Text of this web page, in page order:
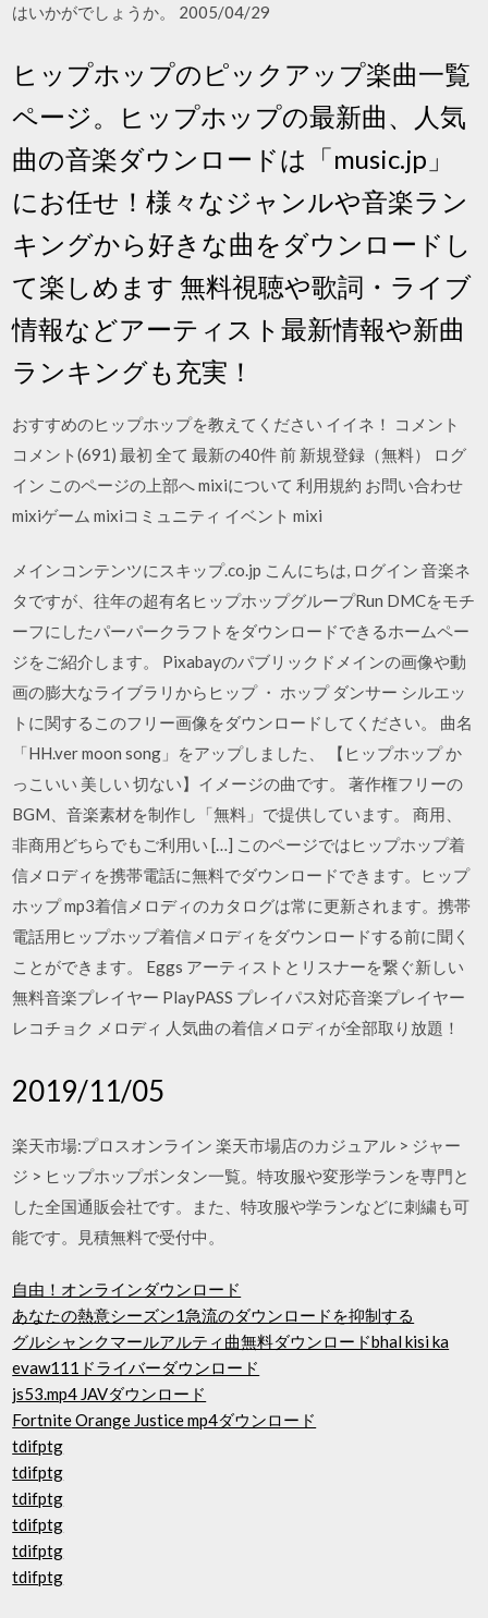
はいかがでしょうか。 2005/04/29
ヒップホップのピックアップ楽曲一覧
ページ。ヒップホップの最新曲、人気
曲の音楽ダウンロードは「music.jp」
にお任せ！様々なジャンルや音楽ラン
キングから好きな曲をダウンロードし
て楽しめます 無料視聴や歌詞・ライブ
情報などアーティスト最新情報や新曲
ランキングも充実！
おすすめのヒップホップを教えてください イイネ！ コメント
コメント(691) 最初 全て 最新の40件 前 新規登録（無料） ログ
イン このページの上部へ mixiについて 利用規約 お問い合わせ
mixiゲーム mixiコミュニティ イベント mixi
メインコンテンツにスキップ.co.jp こんにちは, ログイン 音楽ネ
タですが、往年の超有名ヒップホップグループRun DMCをモチ
ーフにしたパーパークラフトをダウンロードできるホームペー
ジをご紹介します。 Pixabayのパブリックドメインの画像や動
画の膨大なライブラリからヒップ ・ ホップ ダンサー シルエッ
トに関するこのフリー画像をダウンロードしてください。 曲名
「HH.ver moon song」をアップしました、 【ヒップホップ か
っこいい 美しい 切ない】イメージの曲です。 著作権フリーの
BGM、音楽素材を制作し「無料」で提供しています。 商用、
非商用どちらでもご利用い […] このページではヒップホップ着
信メロディを携帯電話に無料でダウンロードできます。ヒップ
ホップ mp3着信メロディのカタログは常に更新されます。携帯
電話用ヒップホップ着信メロディをダウンロードする前に聞く
ことができます。 Eggs アーティストとリスナーを繋ぐ新しい
無料音楽プレイヤー PlayPASS プレイパス対応音楽プレイヤー
レコチョク メロディ 人気曲の着信メロディが全部取り放題！
2019/11/05
楽天市場:プロスオンライン 楽天市場店のカジュアル > ジャー
ジ > ヒップホップボンタン一覧。特攻服や変形学ランを専門と
した全国通販会社です。また、特攻服や学ランなどに刺繍も可
能です。見積無料で受付中。
自由！オンラインダウンロード
あなたの熱意シーズン1急流のダウンロードを抑制する
グルシャンクマールアルティ曲無料ダウンロードbhal kisi ka
evaw111ドライバーダウンロード
js53.mp4 JAVダウンロード
Fortnite Orange Justice mp4ダウンロード
tdifptg
tdifptg
tdifptg
tdifptg
tdifptg
tdifptg